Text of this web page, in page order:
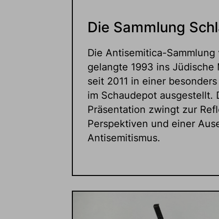
Die Sammlung
Die Antisemitica-
gelangte 1993 ins Jüdische
seit 2011 in einer
im Schaudepot ausgestellt.
Präsentation zwingt zur
Perspektiven und einer
Antisemitismus.